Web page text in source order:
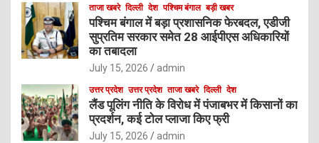
ताजा खबरे दिल्ली देश पश्चिम बंगाल बड़ी खबर
पश्चिम बंगाल में बड़ा प्रशासनिक फेरबदल, एडीजी
सुप्रतिम सरकार समेत 28 आईपीएस अधिकारियों
का तबादला
July 15, 2026 admin
उत्तर प्रदेश उत्तर प्रदेश ताजा खबरे दिल्ली देश
लैंड पूलिंग नीति के विरोध में पंजाबभर में किसानों का
प्रदर्शन, कई टोल प्लाजा किए फ्री
July 15, 2026 admin